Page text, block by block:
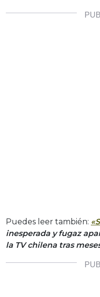
Puedes leer también:
inesperada y fugaz
la TV chilena tras